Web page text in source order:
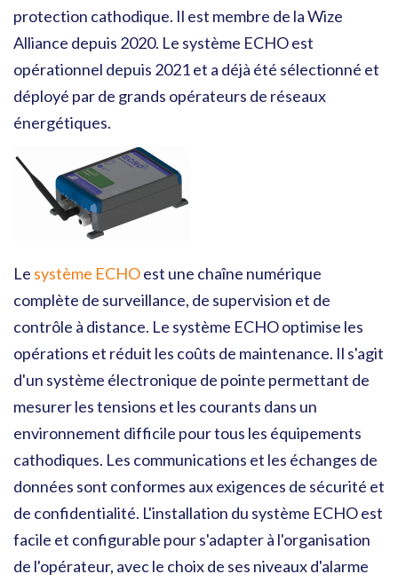
protection cathodique. Il est membre de la Wize
Alliance depuis 2020. Le système ECHO est
opérationnel depuis 2021 et a déjà été sélectionné et
déployé par de grands opérateurs de réseaux
énergétiques.
Le système ECHOest une chaîne numérique
complète de surveillance, de supervision et de
contrôle à distance. Le système ECHO optimise les
opérations et réduit les coûts de maintenance. Il s'agit
d'un système électronique de pointe permettant de
mesurer les tensions et les courants dans un
environnement difficile pour tous les équipements
cathodiques. Les communications et les échanges de
données sont conformes aux exigences de sécurité et
de confidentialité. L'installation du système ECHO est
facile et configurable pour s'adapter à l'organisation
de l'opérateur, avec le choix de ses niveaux d'alarme